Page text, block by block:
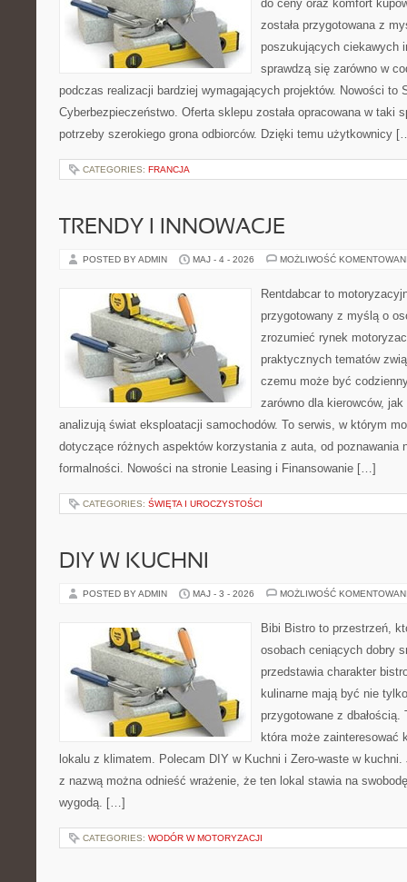
do ceny oraz komfort
została przygotowana z
poszukujących ciekawych
sprawdzą się zarówno w
podczas realizacji bardziej wymagających projektów. Nowości to
Cyberbezpieczeństwo. Oferta sklepu została opracowana w taki
potrzeby szerokiego grona odbiorców. Dzięki temu użytkownicy
CATEGORIES: FRANCJA
TRENDY I INNOWACJE
POSTED BY ADMIN MAJ - 4 - 2026 MOŻLIWOŚĆ
Rentdabcar to
przygotowany z myślą o
zrozumieć rynek
praktycznych tematów
czemu może być
zarówno dla kierowców,
analizują świat eksploatacji samochodów. To serwis, w którym
dotyczące różnych aspektów korzystania z auta, od poznawania
formalności. Nowości na stronie Leasing i Finansowanie […]
CATEGORIES: ŚWIĘTA I UROCZYSTOŚCI
DIY W KUCHNI
POSTED BY ADMIN MAJ - 3 - 2026 MOŻLIWOŚĆ
Bibi Bistro to przestrzeń,
osobach ceniących dobry
przedstawia charakter
kulinarne mają być nie
przygotowane z
która może zainteresować
lokalu z klimatem. Polecam DIY w Kuchni i Zero-waste w
z nazwą można odnieść wrażenie, że ten lokal stawia na
wygodą. […]
CATEGORIES: WODÓR W MOTORYZACJI